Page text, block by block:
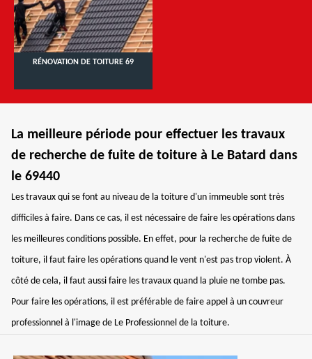
RÉNOVATION DE TOITURE 69
La meilleure période pour effectuer les travaux
de recherche de fuite de toiture à Le Batard dans
le 69440
Les travaux qui se font au niveau de la toiture d'un immeuble sont très
difficiles à faire. Dans ce cas, il est nécessaire de faire les opérations dans
les meilleures conditions possible. En effet, pour la recherche de fuite de
toiture, il faut faire les opérations quand le vent n'est pas trop violent. À
côté de cela, il faut aussi faire les travaux quand la pluie ne tombe pas.
Pour faire les opérations, il est préférable de faire appel à un couvreur
professionnel à l'image de Le Professionnel de la toiture.